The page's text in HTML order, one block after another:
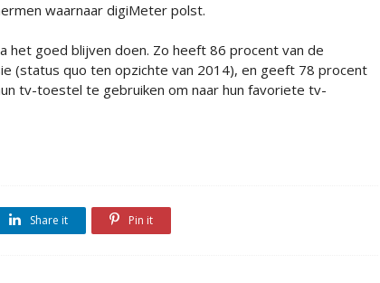
waarnaar digiMeter polst.
het goed blijven doen. Zo heeft 86 procent van de
(status quo ten opzichte van 2014), en geeft 78 procent
tv-toestel te gebruiken om naar hun favoriete tv-
Share it Pin it